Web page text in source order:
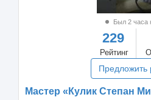
Был 2 часа
229
Рейтинг
Предложить
Мастер «Кулик Степан